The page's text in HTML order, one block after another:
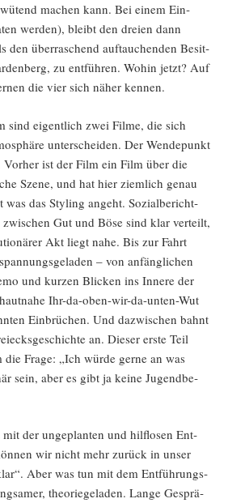
machen kann. Bei einem Ein­
wer­den), bleibt den drei­en dann
den über­ra­schend auf­tau­chen­den Besit­
zu ent­füh­ren. Wohin jetzt? Auf
die vier sich näher kennen.
sind eigent­lich zwei Fil­me, die sich
unter­schei­den. Der Wen­de­punkt
ist der Film ein Film über die
Sze­ne, und hat hier ziem­lich genau
was das Sty­ling angeht. Sozi­al­be­richt­
Gut und Böse sind klar ver­teilt,
Akt liegt nahe. Bis zur Fahrt
– von anfäng­li­chen
und kur­zen Bli­cken ins Inne­re der
Ihr-da-oben-wir-da-unten-Wut
Ein­brü­chen. Und dazwi­schen bahnt
an. Die­ser ers­te Teil
Fra­ge: „Ich wür­de ger­ne an was
sein, aber es gibt ja kei­ne Jugend­be­
der unge­plan­ten und hilf­lo­sen Ent­
wir nicht mehr zurück in unser
Aber was tun mit dem Ent­füh­rungs­
theo­rie­ge­la­den. Lan­ge Gesprä­